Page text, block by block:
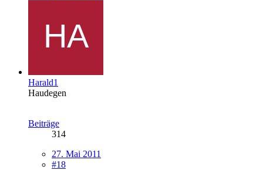
Harald1
Haudegen
Beiträge
314
27. Mai 2011
#18